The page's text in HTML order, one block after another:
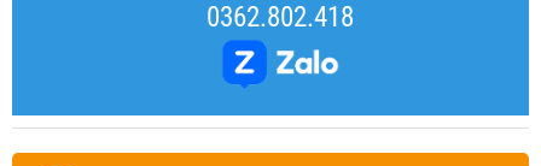
0362.802.418